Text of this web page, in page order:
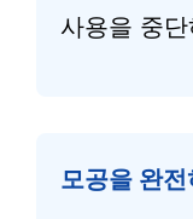
사용을 중
모공을 완